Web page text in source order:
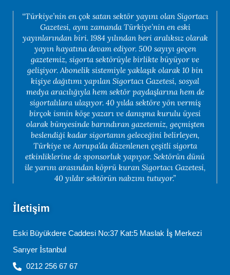
“Türkiye’nin en çok satan sektör yayını olan Sigortacı
Gazetesi, aynı zamanda Türkiye’nin en eski
yayınlarından biri. 1984 yılından beri aralıksız olarak
yayın hayatına devam ediyor. 500 sayıyı geçen
gazetemiz, sigorta sektörüyle birlikte büyüyor ve
gelişiyor. Abonelik sistemiyle yaklaşık olarak 10 bin
kişiye dağıtımı yapılan Sigortacı Gazetesi, sosyal
medya aracılığıyla hem sektör paydaşlarına hem de
sigortalılara ulaşıyor. 40 yılda sektöre yön vermiş
birçok ismin köşe yazarı ve danışma kurulu üyesi
olarak bünyesinde barındıran gazetemiz, geçmişten
beslendiği kadar sigortanın geleceğini belirleyen,
Türkiye ve Avrupa’da düzenlenen çeşitli sigorta
etkinliklerine de sponsorluk yapıyor. Sektörün dünü
ile yarını arasından köprü kuran Sigortacı Gazetesi,
40 yıldır sektörün nabzını tutuyor.”
İletişim
Eski Büyükdere Caddesi No:37 Kat:5 Maslak İş Merkezi
Sarıyer İstanbul
0212 256 67 67